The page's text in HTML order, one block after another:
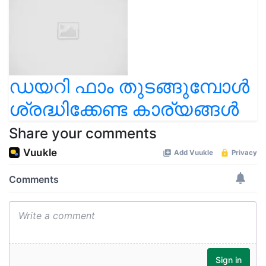
ഡയറി ഫാം തുടങ്ങുമ്പോൾ
ശ്രദ്ധിക്കേണ്ട കാര്യങ്ങൾ
Share your comments